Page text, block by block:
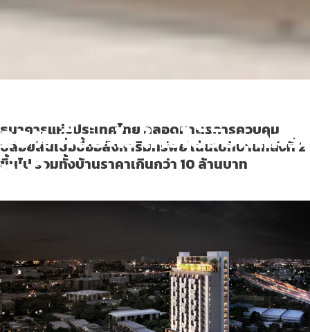
20% คืออะไร ใครได้รับผลกระ
ทบ?
Living Tips April 6, 2022
ธนาคารแห่งประเทศไทย คลอดมาตรการควบคุม
ปล่อยสินเชื่อซื้ออสังหาริมทรัพย์ เน้นไปที่บ้านหลังที่ 2
ขึ้นไป รวมทั้งบ้านราคาเกินกว่า 10 ล้านบาท